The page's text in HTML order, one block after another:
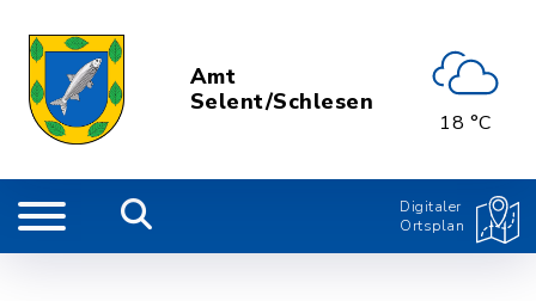
Amt
Selent/Schlesen
18 °C
Digitaler
Ortsplan